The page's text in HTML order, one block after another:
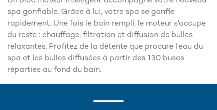
spa gonflable. Grâce à lui, votre spa se gonfle
rapidement. Une fois le bain rempli, le moteur s'occupe
du reste : chauffage, filtration et diffusion de bulles
relaxantes. Profitez de la détente que procure l'eau du
spa et les bulles diffusées à partir des 130 buses
réparties au fond du bain.